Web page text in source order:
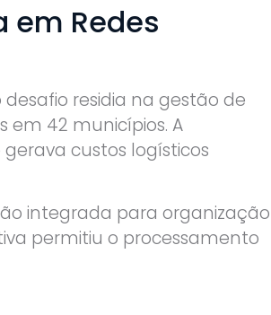
em Redes
residia na gestão de
em 42 municípios. A
custos logísticos
integrada para organização
permitiu o processamento